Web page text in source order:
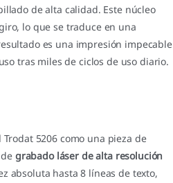
de alta calidad. Este núcleo
lo que se traduce en una
es una impresión impecable
tras miles de ciclos de uso diario.
5206 como una pieza de
grabado láser de alta resolución
absoluta hasta 8 líneas de texto,